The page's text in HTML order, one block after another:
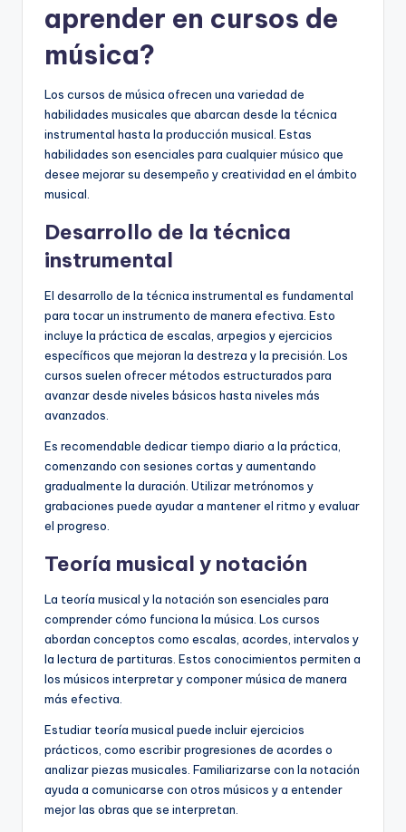
aprender en cursos de
música?
Los cursos de música ofrecen una variedad de
habilidades musicales que abarcan desde la técnica
instrumental hasta la producción musical. Estas
habilidades son esenciales para cualquier músico que
desee mejorar su desempeño y creatividad en el ámbito
musical.
Desarrollo de la técnica
instrumental
El desarrollo de la técnica instrumental es fundamental
para tocar un instrumento de manera efectiva. Esto
incluye la práctica de escalas, arpegios y ejercicios
específicos que mejoran la destreza y la precisión. Los
cursos suelen ofrecer métodos estructurados para
avanzar desde niveles básicos hasta niveles más
avanzados.
Es recomendable dedicar tiempo diario a la práctica,
comenzando con sesiones cortas y aumentando
gradualmente la duración. Utilizar metrónomos y
grabaciones puede ayudar a mantener el ritmo y evaluar
el progreso.
Teoría musical y notación
La teoría musical y la notación son esenciales para
comprender cómo funciona la música. Los cursos
abordan conceptos como escalas, acordes, intervalos y
la lectura de partituras. Estos conocimientos permiten a
los músicos interpretar y componer música de manera
más efectiva.
Estudiar teoría musical puede incluir ejercicios
prácticos, como escribir progresiones de acordes o
analizar piezas musicales. Familiarizarse con la notación
ayuda a comunicarse con otros músicos y a entender
mejor las obras que se interpretan.